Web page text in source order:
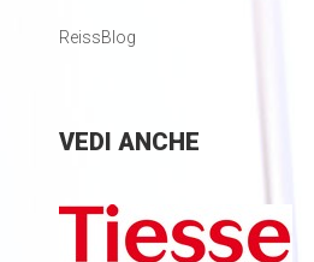
ReissBlog
VEDI ANCHE